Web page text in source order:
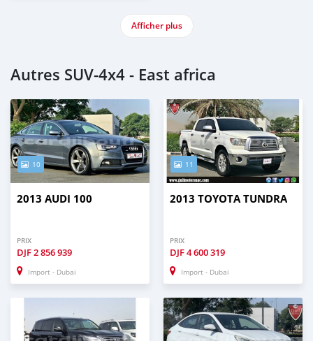
Afficher plus
Autres SUV‒4x4 - East africa
10
2013 AUDI 100
PRIX
DJF2 856 939
Import - Dubai
11
2013 TOYOTA TUNDRA
PRIX
DJF4 600 319
Import - Dubai